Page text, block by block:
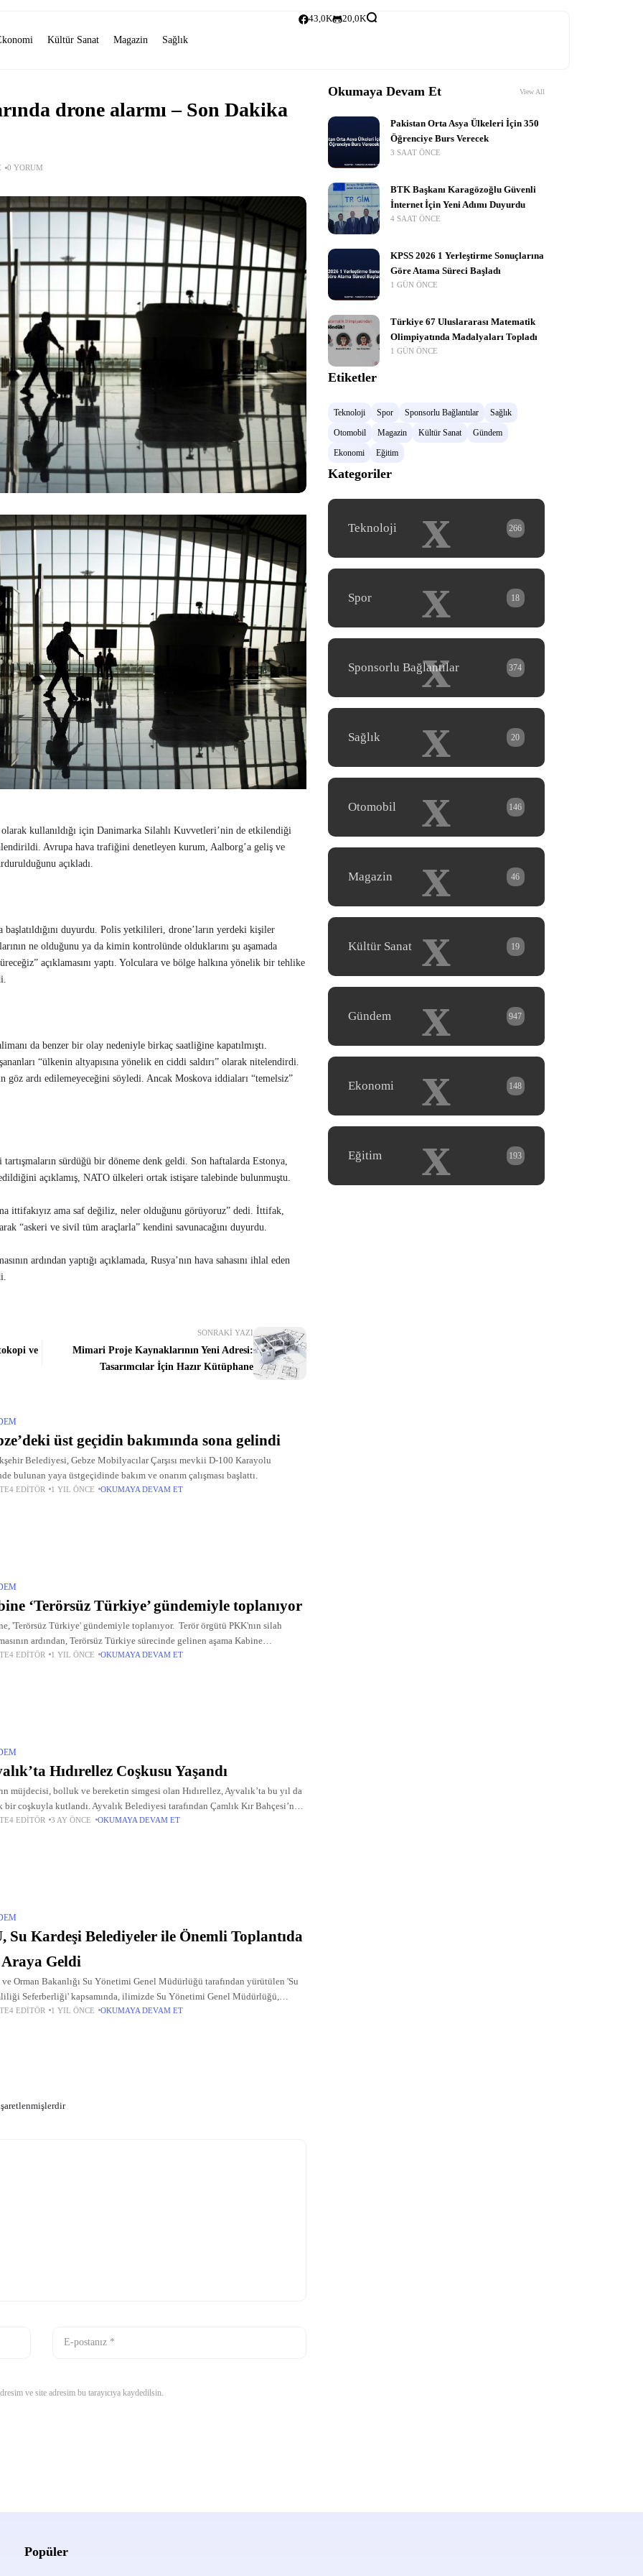
Kültür Sanat Magazin Sağlık
43,0K 20,0K
drone alarmı – Son Dakika
0 YORUM
kullanıldığı için Danimarka Silahlı Kuvvetleri’nin de etkilendiği
Avrupa hava trafiğini denetleyen kurum, Aalborg’a geliş ve
açıkladı.
duyurdu. Polis yetkilileri, drone’ların yerdeki kişiler
ne olduğunu ya da kimin kontrolünde olduklarını şu aşamada
açıklamasını yaptı. Yolculara ve bölge halkına yönelik bir tehlike
da benzer bir olay nedeniyle birkaç saatliğine kapatılmıştı.
“ülkenin altyapısına yönelik en ciddi saldırı” olarak nitelendirdi.
göz ardı edilemeyeceğini söyledi. Ancak Moskova iddiaları “temelsiz”
sürdüğü bir döneme denk geldi. Son haftalarda Estonya,
açıklamış, NATO ülkeleri ortak istişare talebinde bulunmuştu.
ittifakıyız ama saf değiliz, neler olduğunu görüyoruz” dedi. İttifak,
“askeri ve sivil tüm araçlarla” kendini savunacağını duyurdu.
ardından yaptığı açıklamada, Rusya’nın hava sahasını ihlal eden
ve
SONRAKI YAZI
Mimari Proje Kaynaklarının Yeni Adresi:
Tasarımcılar İçin Hazır Kütüphane
üst geçidin bakımında sona gelindi
Belediyesi, Gebze Mobilyacılar Çarşısı mevkii D-100 Karayolu
bulunan yaya üstgeçidinde bakım ve onarım çalışması başlattı.
EDITÖR 1 YIL ÖNCE OKUMAYA DEVAM ET
‘Terörsüz Türkiye’ gündemiyle toplanıyor
'Terörsüz Türkiye' gündemiyle toplanıyor. Terör örgütü PKK'nın silah
ardından, Terörsüz Türkiye sürecinde gelinen aşama Kabine
ele alınacak. Sürecin, başta Suriye olmak üzere bölgesel yansımaları
EDITÖR 1 YIL ÖNCE OKUMAYA DEVAM ET
Hıdırellez Coşkusu Yaşandı
müjdecisi, bolluk ve bereketin simgesi olan Hıdırellez, Ayvalık’ta bu yıl da
bir coşkuyla kutlandı. Ayvalık Belediyesi tarafından Çamlık Kır Bahçesi’nde
etkinlik, binlerce vatandaşın katılımıyla adeta renkli görüntülere...
EDITÖR 3 AY ÖNCE OKUMAYA DEVAM ET
Su Kardeşi Belediyeler ile Önemli Toplantıda
Geldi
ve Orman Bakanlığı Su Yönetimi Genel Müdürlüğü tarafından yürütülen 'Su
Seferberliği' kapsamında, ilimizde Su Yönetimi Genel Müdürlüğü,
Sakarya ve Sivas belediyelerinden genel teknik heyetlerin katılımıyla
EDITÖR 1 YIL ÖNCE OKUMAYA DEVAM ET
ve site adresim bu tarayıcıya kaydedilsin.
Okumaya Devam Et View All
Pakistan Orta Asya Ülkeleri İçin 350
Öğrenciye Burs Verecek
3 SAAT ÖNCE
BTK Başkanı Karagözoğlu Güvenli
İnternet İçin Yeni Adımı Duyurdu
4 SAAT ÖNCE
KPSS 2026 1 Yerleştirme Sonuçlarına
Göre Atama Süreci Başladı
1 GÜN ÖNCE
Türkiye 67 Uluslararası Matematik
Olimpiyatında Madalyaları Topladı
1 GÜN ÖNCE
Etiketler
Teknoloji Spor Sponsorlu Bağlantılar
Sağlık
Otomobil
Magazin Kültür Sanat
Gündem
Ekonomi
Eğitim
Kategoriler
x
Teknoloji 266
x
Spor 18
x
Sponsorlu Bağlantılar 374
x
Sağlık 20
x
Otomobil 146
x
Magazin 46
x
Kültür Sanat 19
x
Gündem 947
x
Ekonomi 148
x
Eğitim 193
Popüler